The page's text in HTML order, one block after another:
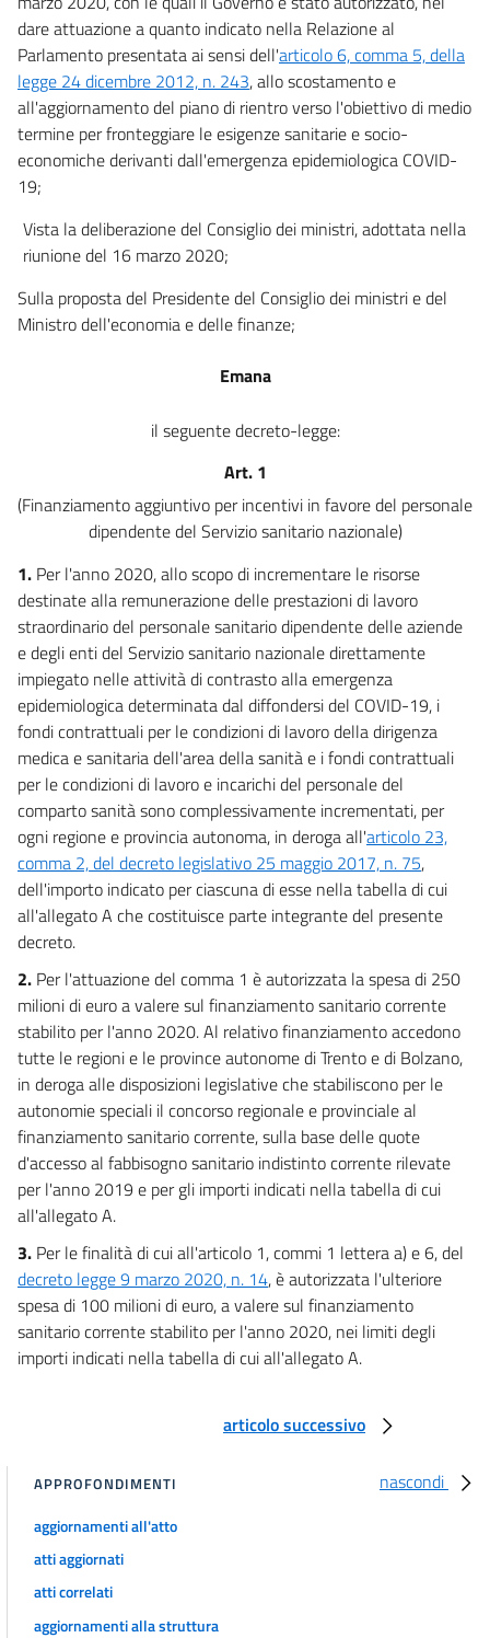
35
36
37
38
39
41
42
44
Misure a sostegno della liquidità attraverso il sistema bancario
49
50
51
52
53
54
55
56
57
58
59
Titolo IV
Misure fiscali a sostegno della liquidità delle famiglie e delle imprese
61
62
63
64
65
66
67
69
70
71
Titolo V
Capo I
(Ulteriori misure per fronteggiare l'emergenza derivante dalla diffusione del
72
74
75
76
dare attuazione a quanto indicato nella Relazione al
Parlamento presentata ai sensi dell'articolo 6, comma 5, della
legge 24 dicembre 2012, n. 243, allo scostamento e
all'aggiornamento del piano di rientro verso l'obiettivo di medio
termine per fronteggiare le esigenze sanitarie e socio-
economiche derivanti dall'emergenza epidemiologica COVID-
19;
Vista la deliberazione del Consiglio dei ministri, adottata nella
riunione del 16 marzo 2020;
Sulla proposta del Presidente del Consiglio dei ministri e del
Ministro dell'economia e delle finanze;
Emana
il seguente decreto-legge:
Art. 1
(Finanziamento aggiuntivo per incentivi in favore del personale
dipendente del Servizio sanitario nazionale)
1. Per l'anno 2020, allo scopo di incrementare le risorse
destinate alla remunerazione delle prestazioni di lavoro
straordinario del personale sanitario dipendente delle aziende
e degli enti del Servizio sanitario nazionale direttamente
impiegato nelle attività di contrasto alla emergenza
epidemiologica determinata dal diffondersi del COVID-19, i
fondi contrattuali per le condizioni di lavoro della dirigenza
medica e sanitaria dell'area della sanità e i fondi contrattuali
per le condizioni di lavoro e incarichi del personale del
comparto sanità sono complessivamente incrementati, per
ogni regione e provincia autonoma, in deroga all'articolo 23,
comma 2, del decreto legislativo 25 maggio 2017, n. 75,
dell'importo indicato per ciascuna di esse nella tabella di cui
all'allegato A che costituisce parte integrante del presente
decreto.
2. Per l'attuazione del comma 1 è autorizzata la spesa di 250
milioni di euro a valere sul finanziamento sanitario corrente
stabilito per l'anno 2020. Al relativo finanziamento accedono
tutte le regioni e le province autonome di Trento e di Bolzano,
in deroga alle disposizioni legislative che stabiliscono per le
autonomie speciali il concorso regionale e provinciale al
finanziamento sanitario corrente, sulla base delle quote
d'accesso al fabbisogno sanitario indistinto corrente rilevate
per l'anno 2019 e per gli importi indicati nella tabella di cui
all'allegato A.
3. Per le finalità di cui all'articolo 1, commi 1 lettera a) e 6, del
decreto legge 9 marzo 2020, n. 14, è autorizzata l'ulteriore
spesa di 100 milioni di euro, a valere sul finanziamento
sanitario corrente stabilito per l'anno 2020, nei limiti degli
importi indicati nella tabella di cui all'allegato A.
articolo successivo
nascondi
APPROFONDIMENTI
aggiornamenti all'atto
atti aggiornati
atti correlati
aggiornamenti alla struttura